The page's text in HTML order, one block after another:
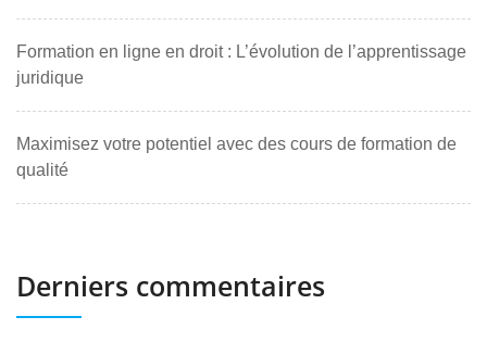
Formation en ligne en droit : L’évolution de l’apprentissage
juridique
Maximisez votre potentiel avec des cours de formation de
qualité
Derniers commentaires